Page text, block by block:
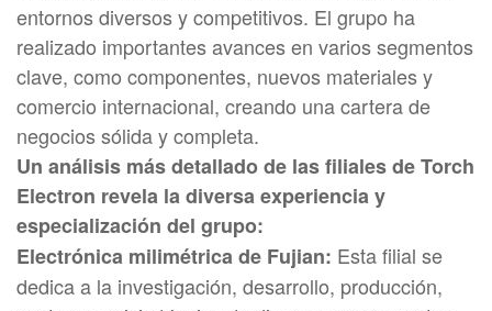
entornos diversos y competitivos. El grupo ha
realizado importantes avances en varios segmentos
clave, como componentes, nuevos materiales y
comercio internacional, creando una cartera de
negocios sólida y completa.
Un análisis más detallado de las filiales de Torch
Electron revela la diversa experiencia y
especialización del grupo:
Electrónica milimétrica de Fujian: Esta filial se
dedica a la investigación, desarrollo, producción,